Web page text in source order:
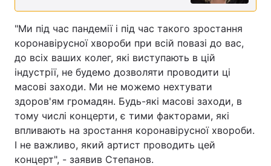
"Ми під час пандемії і під час такого зростання
коронавірусної хвороби при всій повазі до вас,
до всіх ваших колег, які виступають в цій
індустрії, не будемо дозволяти проводити ці
масові заходи. Ми не можемо нехтувати
здоров'ям громадян. Будь-які масові заходи, в
тому числі концерти, є тими факторами, які
впливають на зростання коронавірусної хвороби.
І не важливо, який артист проводить цей
концерт", - заявив Степанов.